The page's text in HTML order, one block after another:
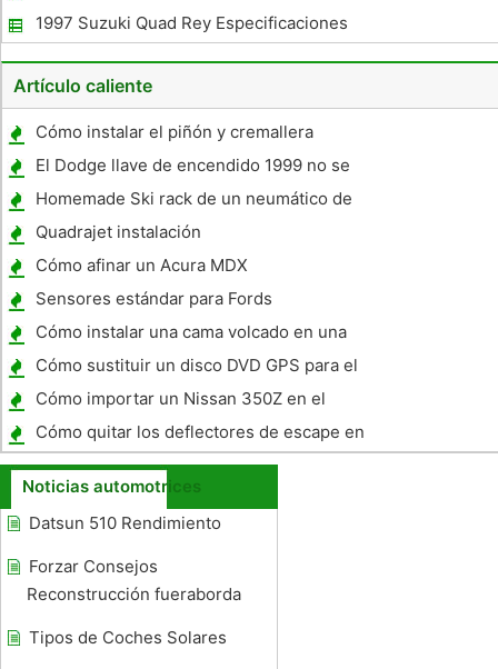
1997 Suzuki Quad Rey Especificaciones
Artículo caliente
Cómo instalar el piñón y cremallera
El Dodge llave de encendido 1999 no se
enciende
Homemade Ski rack de un neumático de
repuesto
Quadrajet instalación
Cómo afinar un Acura MDX
Sensores estándar para Fords
Cómo instalar una cama volcado en una
Pickup
Cómo sustituir un disco DVD GPS para el
Toyota Tundra
Cómo importar un Nissan 350Z en el
Canadá
Cómo quitar los deflectores de escape en
una Harley-Davidson
Noticias automotrices
Datsun 510 Rendimiento
Forzar Consejos
Reconstrucción fueraborda
Tipos de Coches Solares